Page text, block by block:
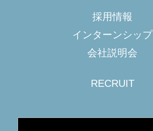
採用情報
インターンシップ
会社説明会
RECRUIT